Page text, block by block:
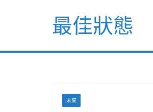
最佳狀態
未來